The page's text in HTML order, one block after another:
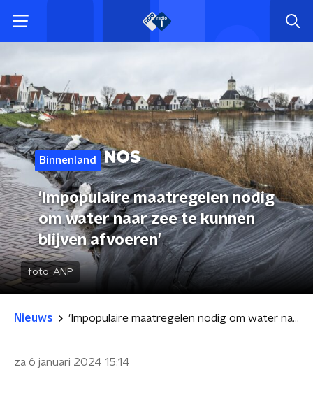
Binnenland
'Impopulaire maatregelen nodig
om water naar zee te kunnen
blijven afvoeren'
foto: ANP
Nieuws 'Impopulaire maatregelen nodig om water naar zee te kunnen blijven afvoeren'
za 6 januari 2024 15:14